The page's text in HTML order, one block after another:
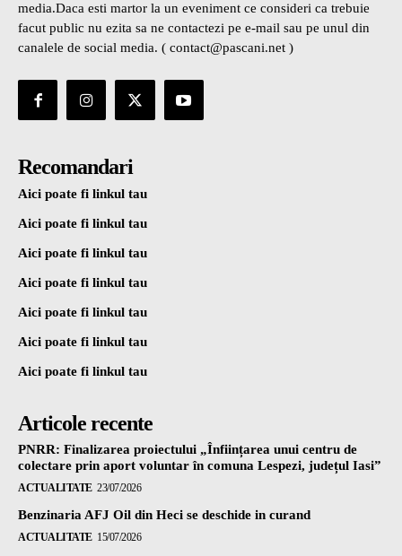
media.Daca esti martor la un eveniment ce consideri ca trebuie
facut public nu ezita sa ne contactezi pe e-mail sau pe unul din
canalele de social media. ( contact@pascani.net )
Recomandari
Aici poate fi linkul tau
Aici poate fi linkul tau
Aici poate fi linkul tau
Aici poate fi linkul tau
Aici poate fi linkul tau
Aici poate fi linkul tau
Aici poate fi linkul tau
Articole recente
PNRR: Finalizarea proiectului „Înființarea unui centru de
colectare prin aport voluntar în comuna Lespezi, județul Iasi”
ACTUALITATE 23/07/2026
Benzinaria AFJ Oil din Heci se deschide in curand
ACTUALITATE 15/07/2026